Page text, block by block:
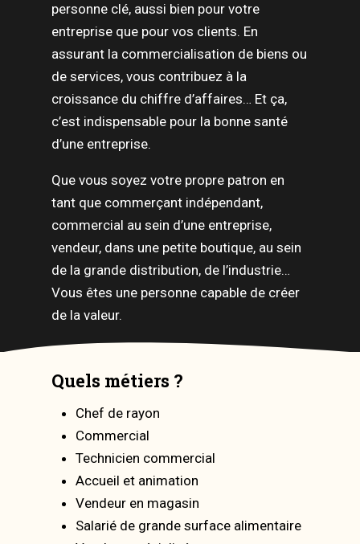
personne clé, aussi bien pour votre
entreprise que pour vos clients. En
assurant la commercialisation de biens ou
de services, vous contribuez à la
croissance du chiffre d’affaires… Et ça,
c’est indispensable pour la bonne santé
d’une entreprise.
Que vous soyez votre propre patron en
tant que commerçant indépendant,
commercial au sein d’une entreprise,
vendeur, dans une petite boutique, au sein
de la grande distribution, de l’industrie…
Vous êtes une personne capable de créer
de la valeur.
Quels métiers ?
Chef de rayon
Commercial
Technicien commercial
Accueil et animation
Vendeur en magasin
Salarié de grande surface alimentaire